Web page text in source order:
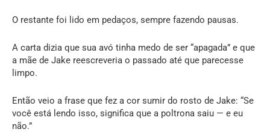
O restante foi lido em pedaços, sempre fazendo pausas.
A carta dizia que sua avó tinha medo de ser “apagada” e que
a mãe de Jake reescreveria o passado até que parecesse
limpo.
Então veio a frase que fez a cor sumir do rosto de Jake: “Se
você está lendo isso, significa que a poltrona saiu — e eu
não.”